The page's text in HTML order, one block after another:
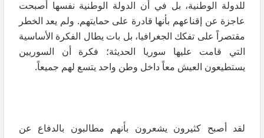
للدولة الوطنية، بل في أن الدولة الوطنية نفسها أصبحت
عاجزة عن إقناعهم بأنها قادرة على حمايتهم. ولم يعد الخطر
مقتصراً على تفكك الجغرافيا، بل بات يطال الفكرة الأساسية
التي قامت عليها سوريا الحديثة؛ فكرة أن السوريين
يستطيعون العيش معاً داخل وطن واحد يتسع لهم جميعاً.
لقد أصبح كثيرون يشعرون بأنهم مطالبون بالدفاع عن